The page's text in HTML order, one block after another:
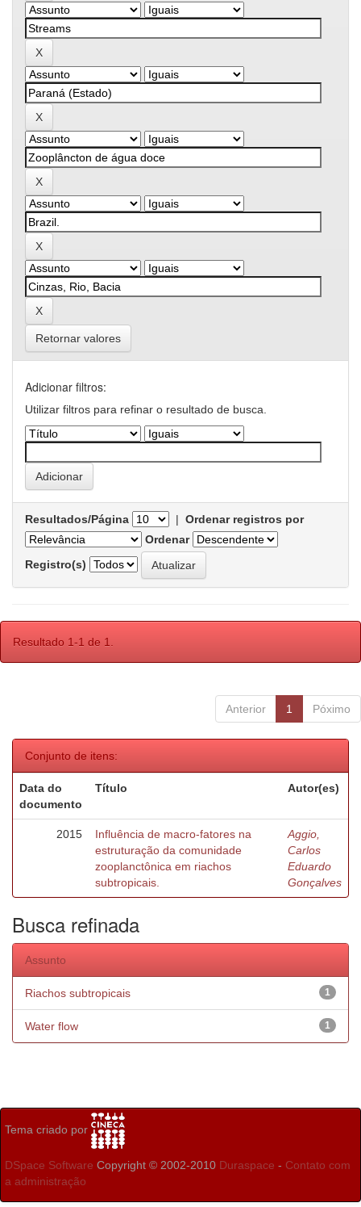
Retornar valores
Adicionar filtros:
Utilizar filtros para refinar o resultado de busca.
Resultados/Página | Ordenar registros por
Ordenar
Registro(s)
Resultado 1-1 de 1.
Anterior 1 Póximo
Conjunto de itens:
Data do
documento
Título Autor(es)
2015
Influência de macro-fatores na
estruturação da comunidade
zooplanctônica em riachos
subtropicais.
Aggio,
Carlos
Eduardo
Gonçalves
Busca refinada
Assunto
1
Riachos subtropicais
1
Water flow
Tema criado por
DSpace Software Copyright © 2002-2010 Duraspace - Contato com
a administração